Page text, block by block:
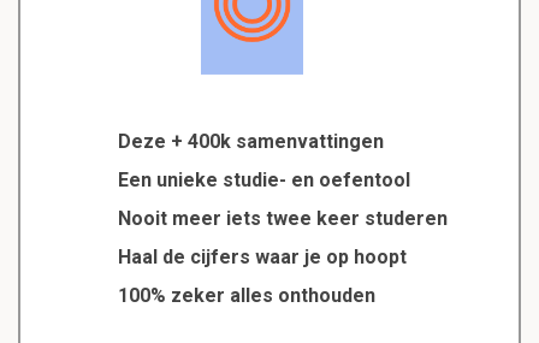
Deze + 400k samenvattingen
Een unieke studie- en oefentool
Nooit meer iets twee keer studeren
Haal de cijfers waar je op hoopt
100% zeker alles onthouden